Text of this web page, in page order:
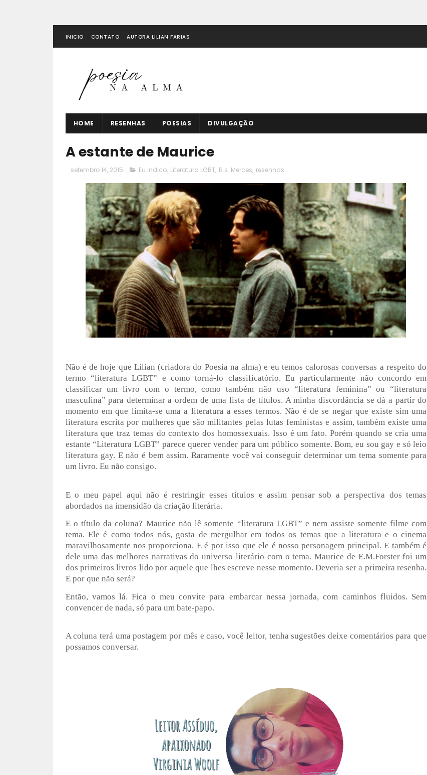
INICIO CONTATO AUTORA LILIAN FARIAS
HOME RESENHAS POESIAS DIVULGAÇÃO
A estante de Maurice
setembro 14, 2015 Eu indico, Literatura LGBT, R.s. Merces, resenhas
Não é de hoje que Lilian (criadora do Poesia na alma) e eu temos calorosas conversas a respeito do
termo “literatura LGBT” e como torná-lo classificatório. Eu particularmente não concordo em
classificar um livro com o termo, como também não uso “literatura feminina” ou “literatura
masculina” para determinar a ordem de uma lista de títulos. A minha discordância se dá a partir do
momento em que limita-se uma a literatura a esses termos. Não é de se negar que existe sim uma
literatura escrita por mulheres que são militantes pelas lutas feministas e assim, também existe uma
literatura que traz temas do contexto dos homossexuais. Isso é um fato. Porém quando se cria uma
estante “Literatura LGBT” parece querer vender para um público somente. Bom, eu sou gay e só leio
literatura gay. E não é bem assim. Raramente você vai conseguir determinar um tema somente para
um livro. Eu não consigo.
E o meu papel aqui não é restringir esses títulos e assim pensar sob a perspectiva dos temas
abordados na imensidão da criação literária.
E o título da coluna? Maurice não lê somente “literatura LGBT” e nem assiste somente filme com
tema. Ele é como todos nós, gosta de mergulhar em todos os temas que a literatura e o cinema
maravilhosamente nos proporciona. E é por isso que ele é nosso personagem principal. E também é
dele uma das melhores narrativas do universo literário com o tema. Maurice de E.M.Forster foi um
dos primeiros livros lido por aquele que lhes escreve nesse momento. Deveria ser a primeira resenha.
E por que não será?
Então, vamos lá. Fica o meu convite para embarcar nessa jornada, com caminhos fluidos. Sem
convencer de nada, só para um bate-papo.
A coluna terá uma postagem por mês e caso, você leitor, tenha sugestões deixe comentários para que
possamos conversar.